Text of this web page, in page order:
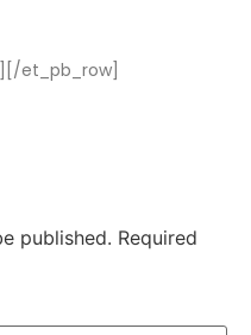
et_pb_row]
published. Required